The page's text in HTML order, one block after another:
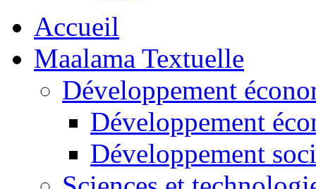
Accueil
Maalama Textuelle
Développement
Développement
Développement